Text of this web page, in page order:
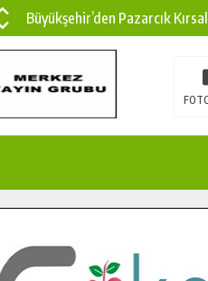
Büyükşehir’den Pazarcık
Çin’den KSÜ’ye Uluslararası
Büyükşehir, Türkoğlu Derebaşı
Gençler Pusula Maraş
Büyükşehir, Göksun
Bertiz’in Yeni Köprüsünde Sona